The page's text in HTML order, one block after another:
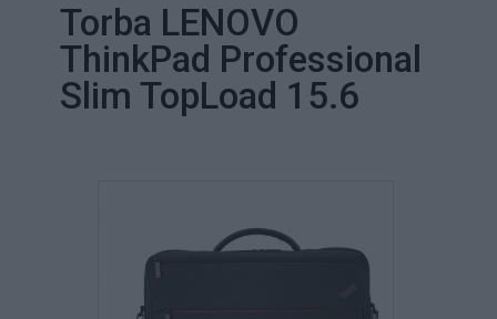
Torba LENOVO
ThinkPad Professional
Slim TopLoad 15.6